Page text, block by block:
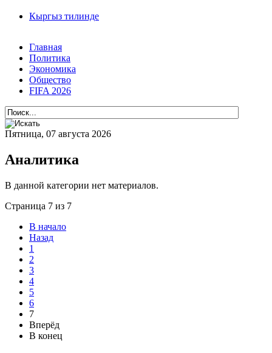
Кыргыз тилинде
Главная
Политика
Экономика
Общество
FIFA 2026
Пятница, 07 августа 2026
Аналитика
В данной категории нет материалов.
Страница 7 из 7
В начало
Назад
1
2
3
4
5
6
7
Вперёд
В конец